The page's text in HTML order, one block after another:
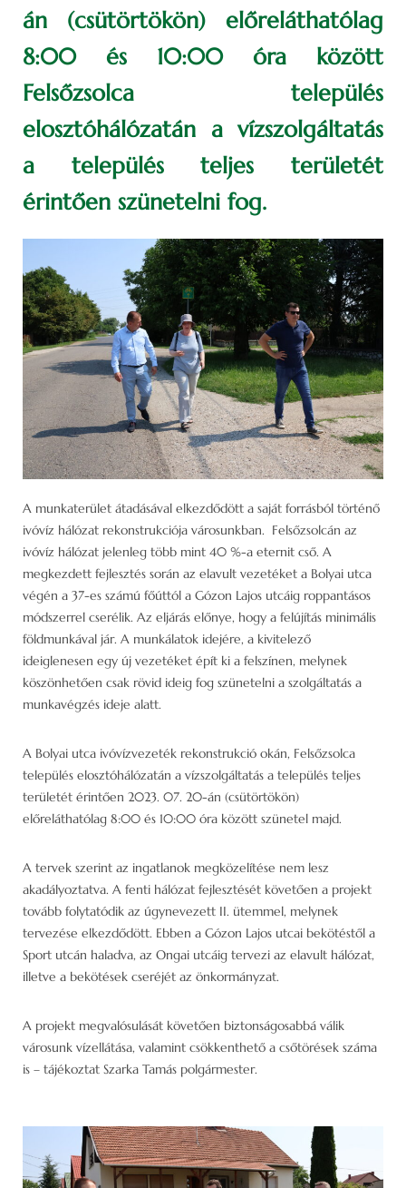
án (csütörtökön) előreláthatólag
8:00 és 10:00 óra között
Felsőzsolca település
elosztóhálózatán a vízszolgáltatás
a település teljes területét
érintően szünetelni fog.
A munkaterület átadásával elkezdődött a saját forrásból történő
ivóvíz hálózat rekonstrukciója városunkban. Felsőzsolcán az
ivóvíz hálózat jelenleg több mint 40 %-a eternit cső. A
megkezdett fejlesztés során az elavult vezetéket a Bolyai utca
végén a 37-es számú főúttól a Gózon Lajos utcáig roppantásos
módszerrel cserélik. Az eljárás előnye, hogy a felújítás minimális
földmunkával jár. A munkálatok idejére, a kivitelező
ideiglenesen egy új vezetéket épít ki a felszínen, melynek
köszönhetően csak rövid ideig fog szünetelni a szolgáltatás a
munkavégzés ideje alatt.
A Bolyai utca ivóvízvezeték rekonstrukció okán, Felsőzsolca
település elosztóhálózatán a vízszolgáltatás a település teljes
területét érintően 2023. 07. 20-án (csütörtökön)
előreláthatólag 8:00 és 10:00 óra között szünetel majd.
A tervek szerint az ingatlanok megközelítése nem lesz
akadályoztatva. A fenti hálózat fejlesztését követően a projekt
tovább folytatódik az úgynevezett II. ütemmel, melynek
tervezése elkezdődött. Ebben a Gózon Lajos utcai bekötéstől a
Sport utcán haladva, az Ongai utcáig tervezi az elavult hálózat,
illetve a bekötések cseréjét az önkormányzat.
A projekt megvalósulását követően biztonságosabbá válik
városunk vízellátása, valamint csökkenthető a csőtörések száma
is – tájékoztat Szarka Tamás polgármester.